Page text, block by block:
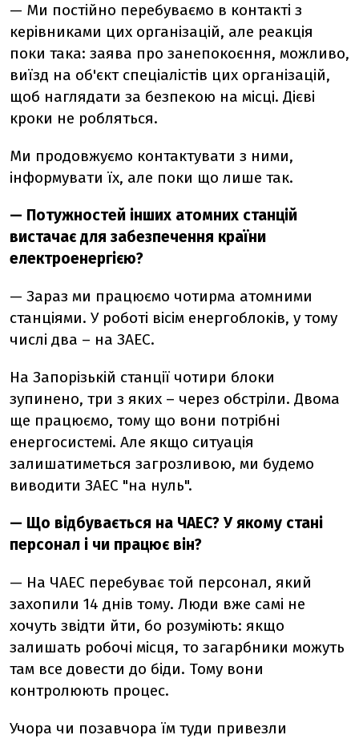
— Ми постійно перебуваємо в контакті з
керівниками цих організацій, але реакція
поки така: заява про занепокоєння, можливо,
виїзд на об'єкт спеціалістів цих організацій,
щоб наглядати за безпекою на місці. Дієві
кроки не робляться.
Ми продовжуємо контактувати з ними,
інформувати їх, але поки що лише так.
— Потужностей інших атомних станцій
вистачає для забезпечення країни
електроенергією?
— Зараз ми працюємо чотирма атомними
станціями. У роботі вісім енергоблоків, у тому
числі два – на ЗАЕС.
На Запорізькій станції чотири блоки
зупинено, три з яких – через обстріли. Двома
ще працюємо, тому що вони потрібні
енергосистемі. Але якщо ситуація
залишатиметься загрозливою, ми будемо
виводити ЗАЕС "на нуль".
— Що відбувається на ЧАЕС? У якому стані
персонал і чи працює він?
— На ЧАЕС перебуває той персонал, який
захопили 14 днів тому. Люди вже самі не
хочуть звідти йти, бо розуміють: якщо
залишать робочі місця, то загарбники можуть
там все довести до біди. Тому вони
контролюють процес.
Учора чи позавчора їм туди привезли